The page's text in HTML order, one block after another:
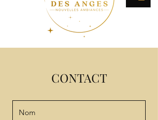
CONTACT